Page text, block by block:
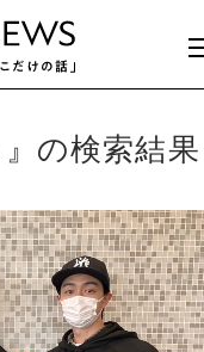
の検索結果